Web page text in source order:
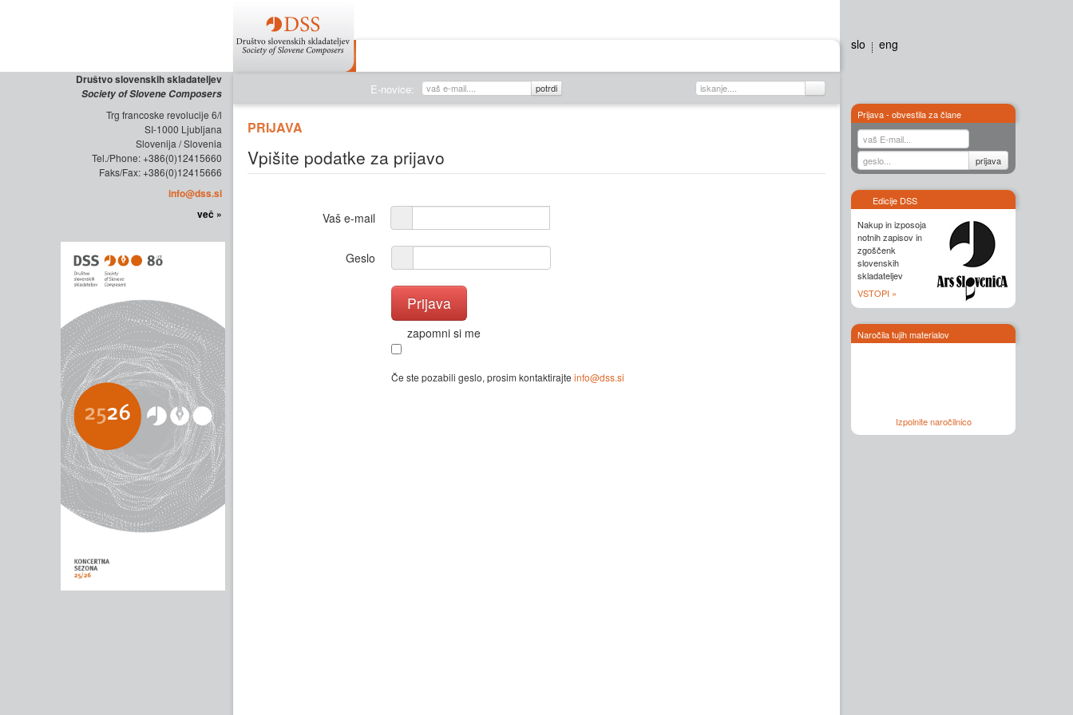
Društvo slovenskih skladateljev
Society of Slovene Composers
Trg francoske revolucije 6/l
SI-1000 Ljubljana
Slovenija / Slovenia
Tel./Phone: +386(0)12415660
Faks/Fax: +386(0)12415666
info@dss.si
več »
E-novice:
PRIJAVA
Vpišite podatke za prijavo
Vaš e-mail
Geslo
zapomni si me
Če ste pozabili geslo, prosim kontaktirajte info@dss.si
slo eng
Prijava - obvestila za člane
Edicije DSS
Nakup in izposoja
notnih zapisov in
zgoščenk
slovenskih
skladateljev
VSTOPI »
Naročila tujih materialov
Izpolnite naročilnico